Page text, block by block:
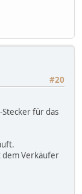
#20
Stecker für das
dem Verkäufer